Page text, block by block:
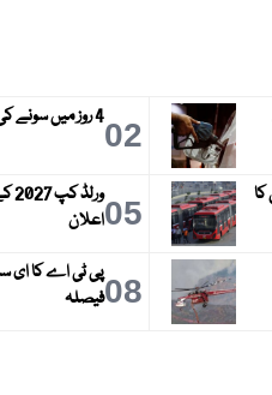
024 روز میں سونے کی قیمت میں بڑا اضافہ
کا
05اعلان
08پی ٹی اے کا ای
فیصلہ